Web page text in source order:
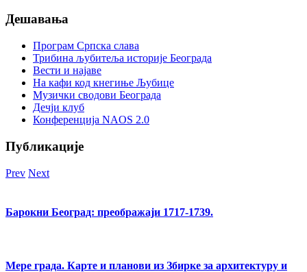
Дешавања
Програм Српска слава
Трибина љубитеља историје Београда
Beсти и најаве
На кафи код кнегиње Љубице
Музички сводови Београда
Дечји клуб
Конференција NAOS 2.0
Публикације
Prev Next
Барокни Београд: преображаји 1717-1739.
Мере града. Карте и планови из Збирке за архитектуру и